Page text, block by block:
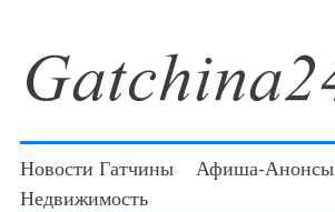
Новости Гатчины Афиша-Анонсы
Недвижимость